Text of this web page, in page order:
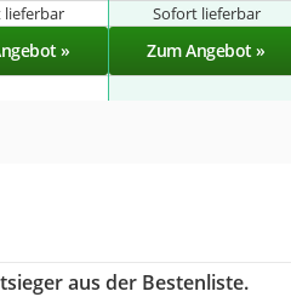
lieferbar Sofort lieferbar
» Zum Angebot »
aus der Bestenliste.